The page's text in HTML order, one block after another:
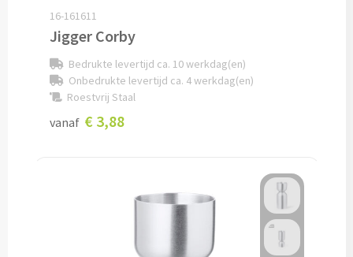
Chocolade & Bonbons bedrukken
Kauwgom bedrukken
Alle snoep artikelen
Koeken & Chips
16-161611
Jigger Corby
Bedrukte levertijd ca. 10 werkdag(en)
Onbedrukte levertijd ca. 4 werkdag(en)
Roestvrij Staal
vanaf € 3,88